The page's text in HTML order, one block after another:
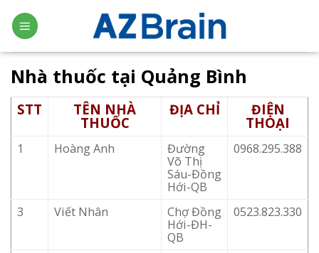
Skip
to
content
Nhà thuốc tại Quảng Bình
STT TÊN NHÀ
THUỐC
ĐỊA CHỈ ĐIỆN
THOẠI
1 Hoàng Anh
Đường
Võ Thị
Sáu-Đồng
Hới-QB
0968.295.388
3 Viết Nhân
Chợ Đồng
Hới-ĐH-
QB
0523.823.330